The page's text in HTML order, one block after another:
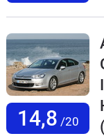
14,8 /20